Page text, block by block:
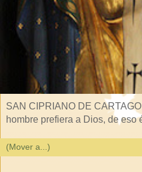
SAN CIPRIANO DE
hombre prefiera a Dios, de eso